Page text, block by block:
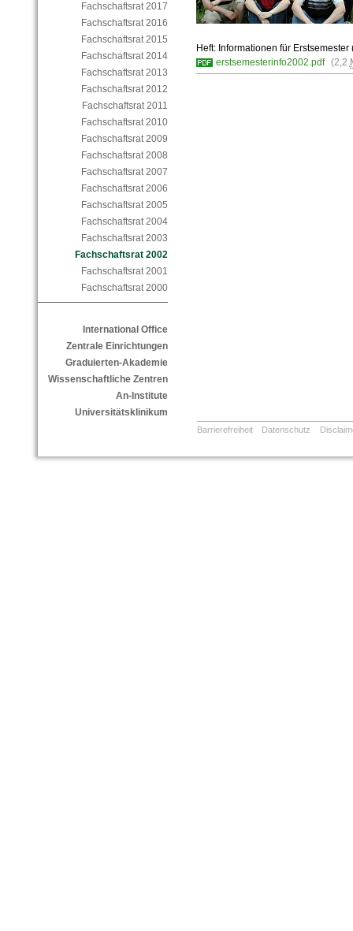
Fachschaftsrat 2017
Fachschaftsrat 2016
Fachschaftsrat 2015
Fachschaftsrat 2014
Fachschaftsrat 2013
Fachschaftsrat 2012
Fachschaftsrat 2011
Fachschaftsrat 2010
Fachschaftsrat 2009
Fachschaftsrat 2008
Fachschaftsrat 2007
Fachschaftsrat 2006
Fachschaftsrat 2005
Fachschaftsrat 2004
Fachschaftsrat 2003
Fachschaftsrat 2002
Fachschaftsrat 2001
Fachschaftsrat 2000
International Office
Zentrale Einrichtungen
Graduierten-Akademie
Wissenschaftliche Zentren
An-Institute
Universitätsklinikum
Heft: Informationen für
erstsemesterinfo2002.pdf (2,2
Barrierefreiheit Datenschutz